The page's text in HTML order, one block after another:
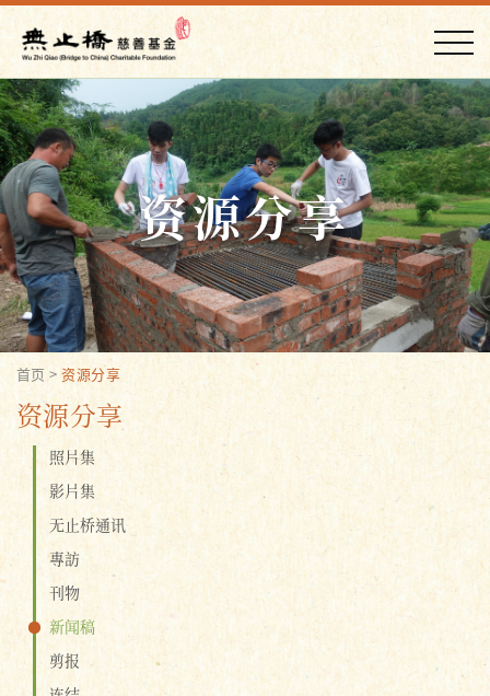
资源分享
首页 >资源分享
资源分享
照片集
影片集
无止桥通讯
專訪
刊物
新闻稿
剪报